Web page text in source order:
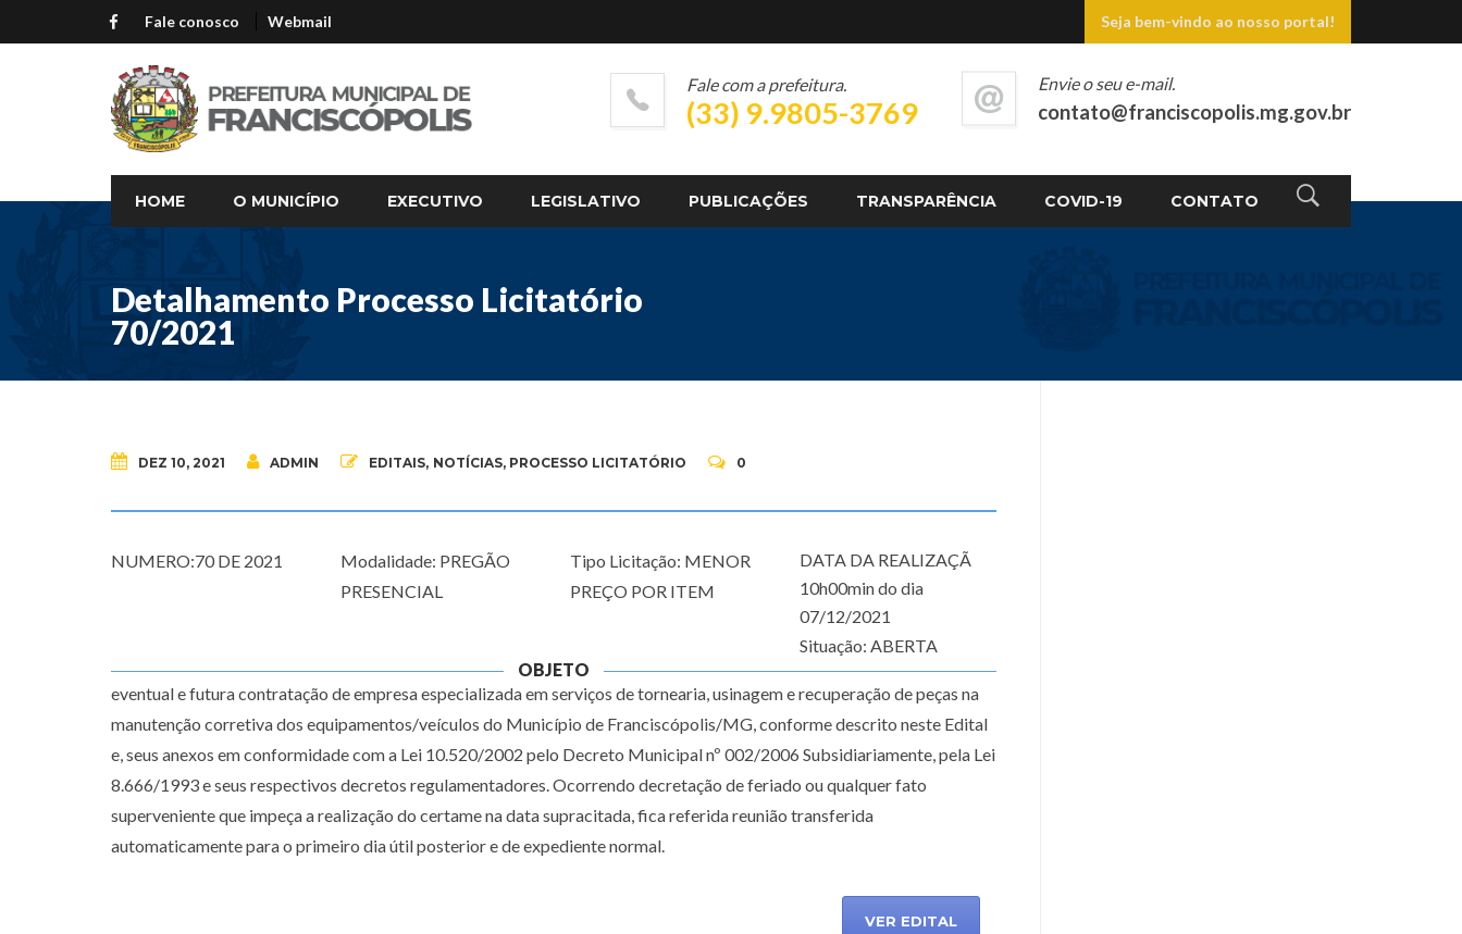
Seja bem-vindo ao nosso portal!
Fale conosco Webmail
HOME O MUNICÍPIO EXECUTIVO LEGISLATIVO PUBLICAÇÕES TRANSPARÊNCIA COVID-19 CONTATO
Envie o seu e-mail.
contato@franciscopolis.mg.gov.br
Fale com a prefeitura.
(33) 9.9805-3769
Detalhamento Processo Licitatório
70/2021
DEZ 10, 2021 ADMIN EDITAIS, NOTÍCIAS, PROCESSO LICITATÓRIO 0
NUMERO:70 DE 2021
Modalidade: PREGÃO
PRESENCIAL
Tipo Licitação: MENOR
PREÇO POR ITEM
DATA DA REALIZAÇÃ
10h00min do dia
07/12/2021
Situação: ABERTA
OBJETO
eventual e futura contratação de empresa especializada em serviços de tornearia, usinagem e recuperação de peças na
manutenção corretiva dos equipamentos/veículos do Município de Franciscópolis/MG, conforme descrito neste Edital
e, seus anexos em conformidade com a Lei 10.520/2002 pelo Decreto Municipal nº 002/2006 Subsidiariamente, pela Lei
8.666/1993 e seus respectivos decretos regulamentadores. Ocorrendo decretação de feriado ou qualquer fato
superveniente que impeça a realização do certame na data supracitada, fica referida reunião transferida
automaticamente para o primeiro dia útil posterior e de expediente normal.
VER EDITAL